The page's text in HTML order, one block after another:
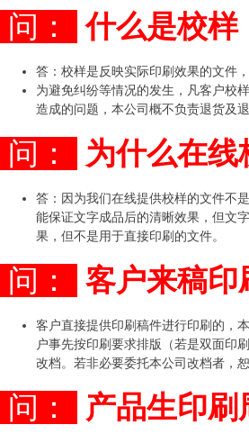
问： 什么是校样
答：校样是反映实际印刷效果的文件
为避免纠纷等情况的发生，凡客户校
造成的问题，本公司概不负责退货及
问： 为什么在
答：因为我们在线提供校样的文件不
能保证文字成品后的清晰效果，但文
果，但不是用于直接印刷的文件。
问： 客户来稿印
客户直接提供印刷稿件进行印刷的，
户事先按印刷要求排版（若是双面印
改档。若非必要委托本公司改档者，
问： 产品生印刷